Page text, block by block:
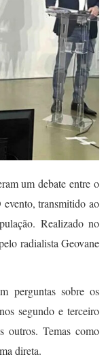
um debate entre o
transmitido ao
Realizado no
radialista Geovane
perguntas sobre os
segundo e terceiro
outros. Temas como
direta.